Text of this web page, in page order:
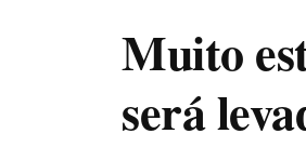
Muito
será